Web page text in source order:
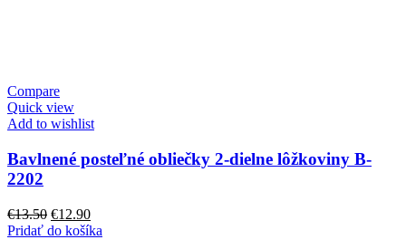
Compare
Quick view
Add to wishlist
Bavlnené posteľné obliečky 2-dielne lôžkoviny B-
2202
€13.50 Pôvodná
cena
€12.90Aktuálna
cena
Pridať do košíka